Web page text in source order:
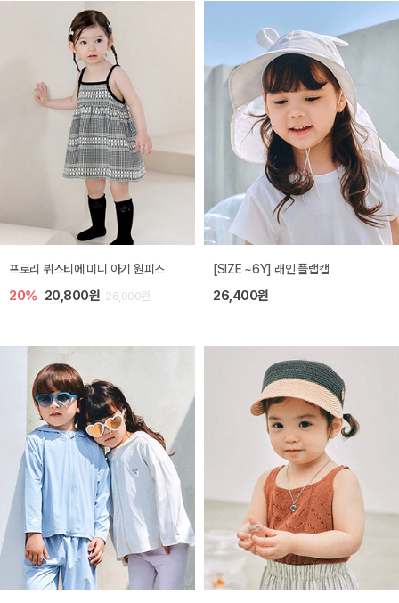
프로리 뷔스티에 미니 아기 원피스
20% 20,800원 26,000원
[SIZE ~6Y] 래인 플랩캡
26,400원